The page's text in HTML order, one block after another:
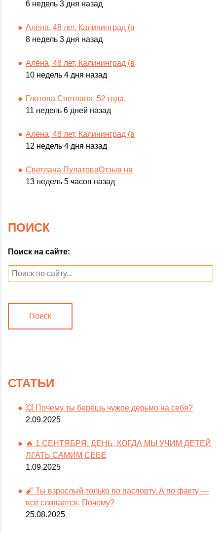
6 недель 3 дня назад
Алёна, 48 лет, Калининград (в
8 недель 3 дня назад
Алёна, 48 лет, Калининград (в
10 недель 4 дня назад
Глотова Светлана, 52 года,
11 недель 6 дней назад
Алёна, 48 лет, Калининград (в
12 недель 4 дня назад
Светлана ПулатоваОтзыв на
13 недель 5 часов назад
ПОИСК
Поиск на сайте:
Поиск
СТАТЬИ
💥 Почему ты берёшь чужое дерьмо на себя?
2.09.2025
🔥 1 СЕНТЯБРЯ: ДЕНЬ, КОГДА МЫ УЧИМ ДЕТЕЙ
ЛГАТЬ САМИМ СЕБЕ
1.09.2025
🧨 Ты взрослый только по паспорту. А по факту —
всё сливается. Почему?
25.08.2025